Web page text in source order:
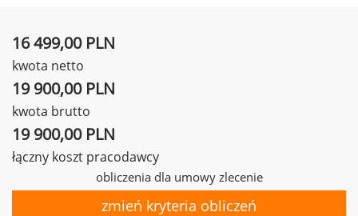
16 499,00 PLN
kwota netto
19 900,00 PLN
kwota brutto
19 900,00 PLN
łączny koszt pracodawcy
obliczenia dla umowy zlecenie
zmień kryteria obliczeń